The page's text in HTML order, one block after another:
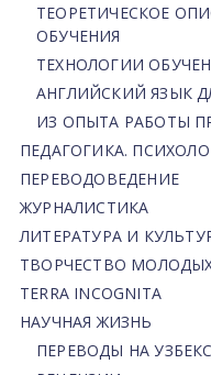
ТЕОРЕТИЧЕСКОЕ
ОБУЧЕНИЯ
ТЕХНОЛОГИИ
АНГЛИЙСКИЙ ЯЗЫК
ИЗ ОПЫТА РАБОТЫ
ПЕДАГОГИКА.
ПЕРЕВОДОВЕДЕНИЕ
ЖУРНАЛИСТИКА
ЛИТЕРАТУРА И
ТВОРЧЕСТВО
TERRA INCOGNITA
НАУЧНАЯ ЖИЗНЬ
ПЕРЕВОДЫ НА